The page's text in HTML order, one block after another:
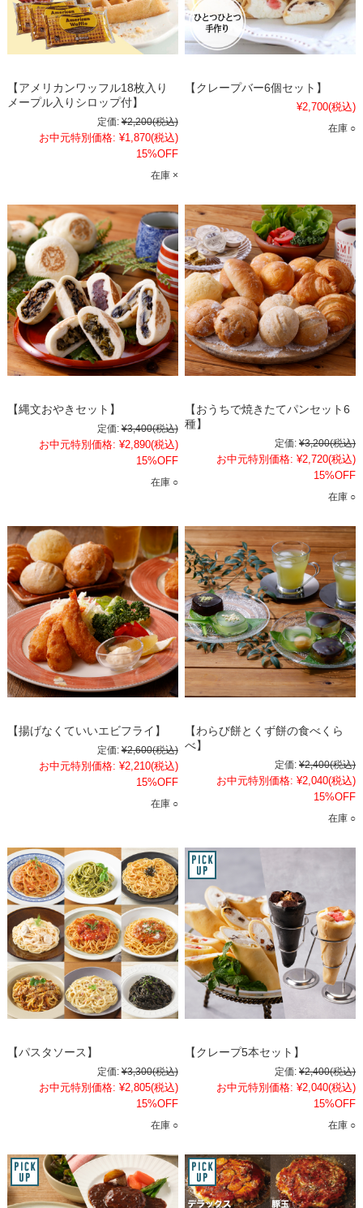
【アメリカンワッフル18枚入り
メープル入りシロップ付】
定価: ¥2,200(税込)
お中元特別価格: ¥1,870(税込)
15%OFF
在庫 ×
【クレープバー6個セット】
¥2,700(税込)
在庫 ○
【縄文おやきセット】
定価: ¥3,400(税込)
お中元特別価格: ¥2,890(税込)
15%OFF
在庫 ○
【おうちで焼きたてパンセット6
種】
定価: ¥3,200(税込)
お中元特別価格: ¥2,720(税込)
15%OFF
在庫 ○
【揚げなくていいエビフライ】
定価: ¥2,600(税込)
お中元特別価格: ¥2,210(税込)
15%OFF
在庫 ○
【わらび餅とくず餅の食べくら
べ】
定価: ¥2,400(税込)
お中元特別価格: ¥2,040(税込)
15%OFF
在庫 ○
【パスタソース】
定価: ¥3,300(税込)
お中元特別価格: ¥2,805(税込)
15%OFF
在庫 ○
【クレープ5本セット】
定価: ¥2,400(税込)
お中元特別価格: ¥2,040(税込)
15%OFF
在庫 ○